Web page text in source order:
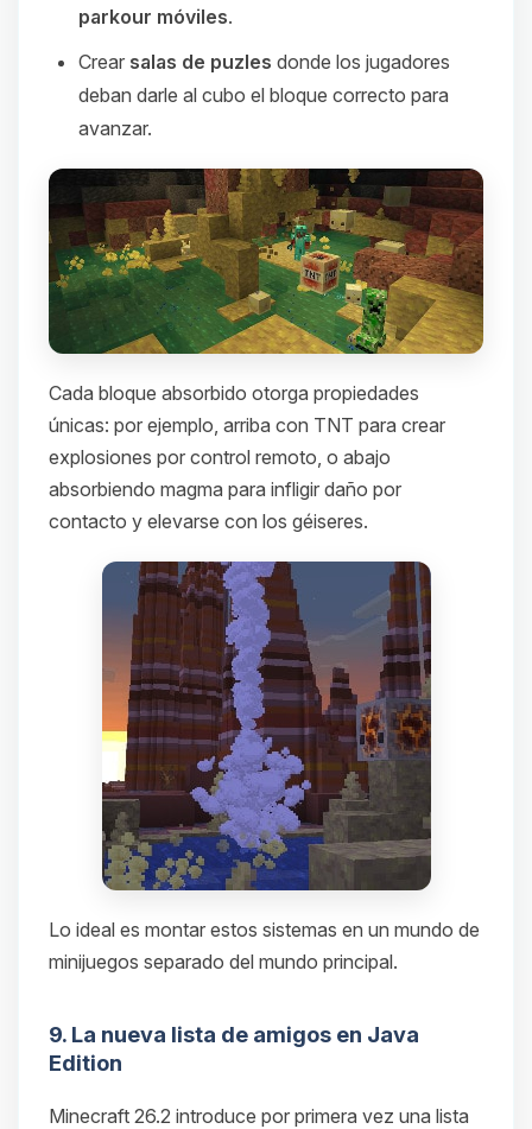
parkour móviles.
Crear salas de puzles donde los jugadores
deban darle al cubo el bloque correcto para
avanzar.
Cada bloque absorbido otorga propiedades
únicas: por ejemplo, arriba con TNT para crear
explosiones por control remoto, o abajo
absorbiendo magma para infligir daño por
contacto y elevarse con los géiseres.
Lo ideal es montar estos sistemas en un mundo de
minijuegos separado del mundo principal.
9. La nueva lista de amigos en Java
Edition
Minecraft 26.2 introduce por primera vez una lista